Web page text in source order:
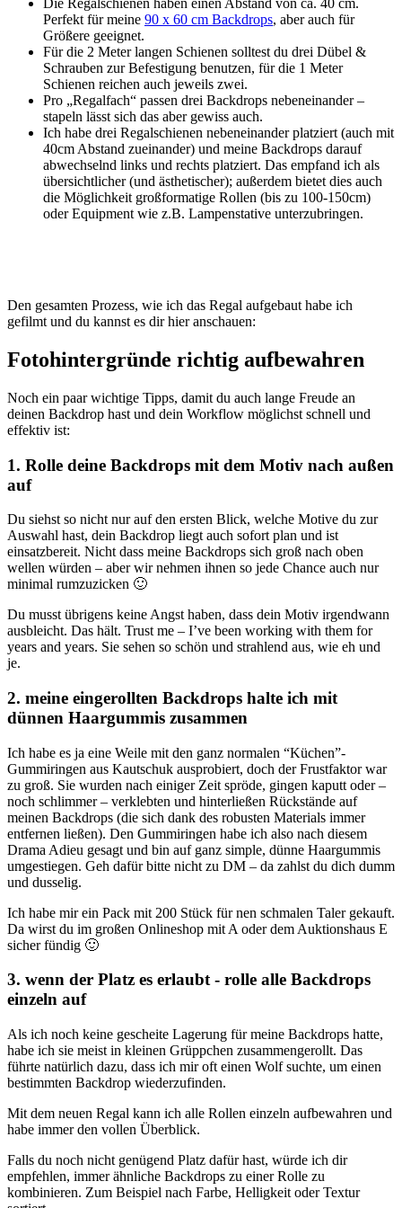
Die Regalschienen haben einen Abstand von ca. 40 cm.
Perfekt für meine 90 x 60 cm Backdrops, aber auch für
Größere geeignet.
Für die 2 Meter langen Schienen solltest du drei Dübel &
Schrauben zur Befestigung benutzen, für die 1 Meter
Schienen reichen auch jeweils zwei.
Pro „Regalfach“ passen drei Backdrops nebeneinander –
stapeln lässt sich das aber gewiss auch.
Ich habe drei Regalschienen nebeneinander platziert (auch mit
40cm Abstand zueinander) und meine Backdrops darauf
abwechselnd links und rechts platziert. Das empfand ich als
übersichtlicher (und ästhetischer); außerdem bietet dies auch
die Möglichkeit großformatige Rollen (bis zu 100-150cm)
oder Equipment wie z.B. Lampenstative unterzubringen.
Den gesamten Prozess, wie ich das Regal aufgebaut habe ich
gefilmt und du kannst es dir hier anschauen:
Fotohintergründe richtig aufbewahren
Noch ein paar wichtige Tipps, damit du auch lange Freude an
deinen Backdrop hast und dein Workflow möglichst schnell und
effektiv ist:
1. Rolle deine Backdrops mit dem Motiv nach außen
auf
Du siehst so nicht nur auf den ersten Blick, welche Motive du zur
Auswahl hast, dein Backdrop liegt auch sofort plan und ist
einsatzbereit. Nicht dass meine Backdrops sich groß nach oben
wellen würden – aber wir nehmen ihnen so jede Chance auch nur
minimal rumzuzicken 🙂
Du musst übrigens keine Angst haben, dass dein Motiv irgendwann
ausbleicht. Das hält. Trust me – I’ve been working with them for
years and years. Sie sehen so schön und strahlend aus, wie eh und
je.
2. meine eingerollten Backdrops halte ich mit
dünnen Haargummis zusammen
Ich habe es ja eine Weile mit den ganz normalen “Küchen”-
Gummiringen aus Kautschuk ausprobiert, doch der Frustfaktor war
zu groß. Sie wurden nach einiger Zeit spröde, gingen kaputt oder –
noch schlimmer – verklebten und hinterließen Rückstände auf
meinen Backdrops (die sich dank des robusten Materials immer
entfernen ließen). Den Gummiringen habe ich also nach diesem
Drama Adieu gesagt und bin auf ganz simple, dünne Haargummis
umgestiegen. Geh dafür bitte nicht zu DM – da zahlst du dich dumm
und dusselig.
Ich habe mir ein Pack mit 200 Stück für nen schmalen Taler gekauft.
Da wirst du im großen Onlineshop mit A oder dem Auktionshaus E
sicher fündig 🙂
3. wenn der Platz es erlaubt - rolle alle Backdrops
einzeln auf
Als ich noch keine gescheite Lagerung für meine Backdrops hatte,
habe ich sie meist in kleinen Grüppchen zusammengerollt. Das
führte natürlich dazu, dass ich mir oft einen Wolf suchte, um einen
bestimmten Backdrop wiederzufinden.
Mit dem neuen Regal kann ich alle Rollen einzeln aufbewahren und
habe immer den vollen Überblick.
Falls du noch nicht genügend Platz dafür hast, würde ich dir
empfehlen, immer ähnliche Backdrops zu einer Rolle zu
kombinieren. Zum Beispiel nach Farbe, Helligkeit oder Textur